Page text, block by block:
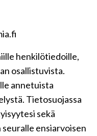
henkilötiedoille,
osallistuvista.
annetuista
Tietosuojassa
sekä
ensiarvoisen